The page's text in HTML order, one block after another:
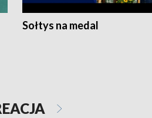
Sołtys na medal